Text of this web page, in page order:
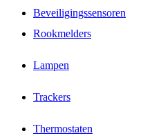
Beveiligingssensoren
Rookmelders
Lampen
Trackers
Thermostaten